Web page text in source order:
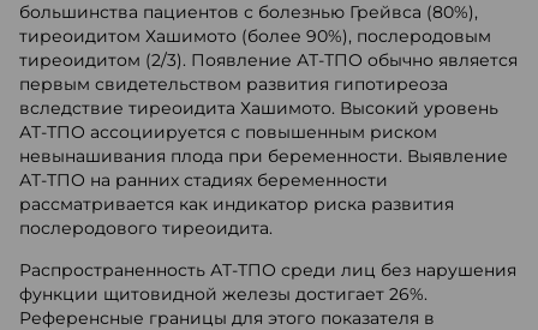
большинства пациентов с болезнью Грейвса (80%),
тиреоидитом Хашимото (более 90%), послеродовым
тиреоидитом (2/3). Появление АТ-ТПО обычно является
первым свидетельством развития гипотиреоза
вследствие тиреоидита Хашимото. Высокий уровень
АТ-ТПО ассоциируется с повышенным риском
невынашивания плода при беременности. Выявление
АТ-ТПО на ранних стадиях беременности
рассматривается как индикатор риска развития
послеродового тиреоидита.
Распространенность АТ-ТПО среди лиц без нарушения
функции щитовидной железы достигает 26%.
Референсные границы для этого показателя в